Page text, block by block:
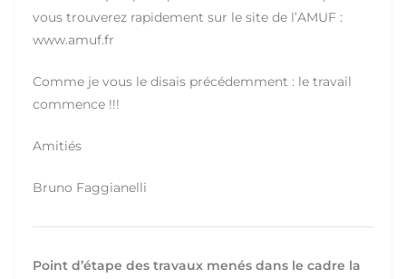
vous trouverez rapidement sur le site de l’AMUF :
www.amuf.fr
Comme je vous le disais précédemment : le travail
commence !!!
Amitiés
Bruno Faggianelli
Point d’étape des travaux menés dans le cadre la